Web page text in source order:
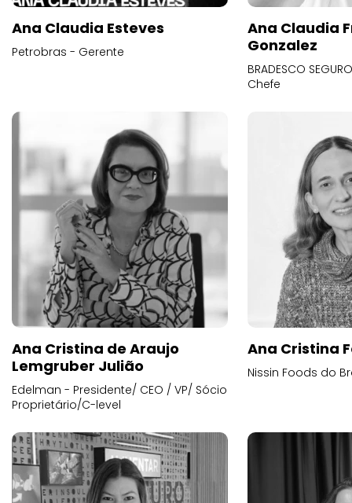
Ana Claudia Esteves
Petrobras - Gerente
Ana Claudia
Gonzalez
BRADESCO
Chefe
Ana Cristina de Araujo
Lemgruber Julião
Edelman - Presidente/ CEO / VP/ Sócio
Proprietário/C-level
Ana Cristina
Nissin Foods do